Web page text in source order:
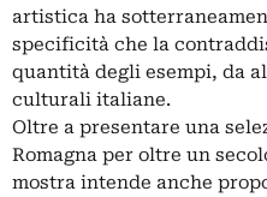
artistica ha
specificità che la
quantità degli esempi, da
culturali italiane.
Oltre a presentare una
Romagna per oltre un
mostra intende anche